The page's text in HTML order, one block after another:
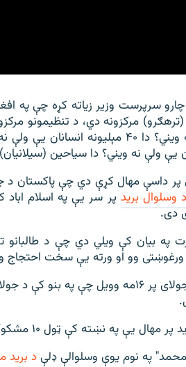
چارو سرپرست وزیر زیاته کړه چې په
(ترهګرو) مرکزونه دي، د تنظیمونو
افغانان یې ولې نه ویني؟ دا ۴۰
یې ولې نه ویني؟ دا سیاحین
کړې دي چې پاکستان د جولای پر ۱۷مه وویل چې د
وسلوال برید پر سر یې په اسلام
دی.
په بیان کې ویلي دي چې د
ورغوښتی وو او ورته یې سخت احتجاج
پر ۱۵مه پر چاوڼۍ
په نښته کې ټول ۱۰ مشکوک وسلوال وژلي دي.
په نوم يوې وسلوالې ډلېد بريد